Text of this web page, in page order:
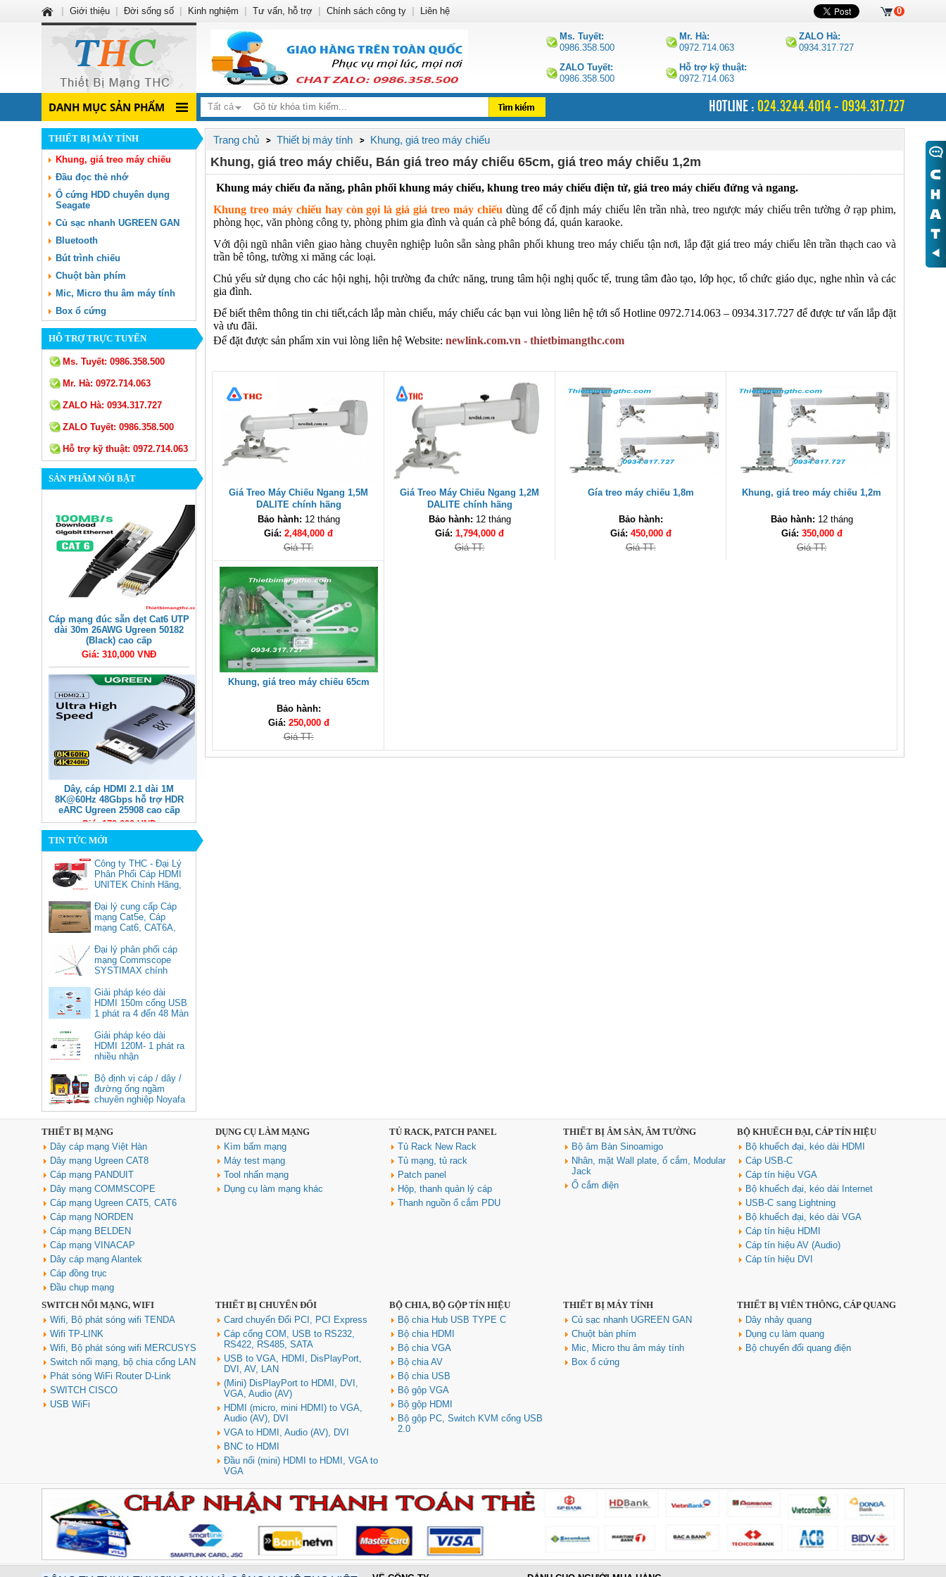
Ms. Tuyết:
0986.358.500
Mr. Hà:
0972.714.063
ZALO Hà:
0934.317.727
ZALO Tuyết:
0986.358.500
Hỗ trợ kỹ thuật:
0972.714.063
DANH MỤC SẢN PHẨM Tất cả HOTLINE : 024.3244.4014 - 0934.317.727
THIẾT BỊ MÁY TÍNH
Khung, giá treo máy chiếu
Đầu đọc thẻ nhớ
Ổ cứng HDD chuyên dụng
Seagate
Củ sạc nhanh UGREEN GAN
Bluetooth
Bút trình chiếu
Chuột bàn phím
Mic, Micro thu âm máy tính
Box ổ cứng
HỖ TRỢ TRỰC TUYẾN
Ms. Tuyết: 0986.358.500
Mr. Hà: 0972.714.063
ZALO Hà: 0934.317.727
ZALO Tuyết: 0986.358.500
Hỗ trợ kỹ thuật: 0972.714.063
SẢN PHẨM NỔI BẬT
Cáp mạng đúc sẵn dẹt Cat6 UTP
dài 30m 26AWG Ugreen 50182
(Black) cao cấp
Giá: 310,000 VNĐ
Dây, cáp HDMI 2.1 dài 1M
8K@60Hz 48Gbps hỗ trợ HDR
eARC Ugreen 25908 cao cấp
Giá: 170,000 VNĐ
Cáp chuyển USB Type-C sang
Displayport 1.4 độ phân giải
cao cấp
Giá: 350,000 VNĐ
Cáp âm thanh 2x1.5 chống
nhiễu chống cháy ALANTEK
301-FRS015-E01P-3SG5 cao cấp
Giá: Liên hệ
Hub USB Type C Groovy Robot
Uno 6 in 1 ra USB-C, USB-A 3.2,
HDMI 4K@60Hz, Sạc PD 100W
Ugreen 35998
Giá: 650,000 VNĐ
Hub USB Type-C 6 in 1 HDMI
4K@60Hz, Hub USB 3.0, Lan,
PD 100W Ugreen 45000 cao cấp
Giá: 650,000 VNĐ
TIN TỨC MỚI
Công ty THC - Đại Lý
Phân Phối Cáp HDMI
UNITEK Chính Hãng,
Đại lý cung cấp Cáp
mạng Cat5e, Cáp
mạng Cat6, CAT6A,
Commscope
Đại lý phân phối cáp
mạng Commscope
SYSTIMAX chính
Giải pháp kéo dài
HDMI 150m cổng USB
1 phát ra 4 đến 48 Màn
Giải pháp kéo dài
HDMI 120M- 1 phát ra
nhiều nhận
Bộ định vị cáp / dây /
đường ống ngầm
chuyên nghiệp Noyafa
NF-826
Trang chủ Thiết bị máy tính Khung, giá treo máy chiếu
Khung, giá treo máy chiếu, Bán giá treo máy chiếu 65cm, giá treo máy chiếu 1,2m
Khung máy chiếu đa năng, phân phối khung máy chiếu, khung treo máy chiếu điện tử, giá treo máy chiếu đứng và ngang.
Khung treo máy chiếu hay còn gọi là giá giá treo máy chiếu dùng để cổ định máy chiếu lên trần nhà, treo ngược máy chiếu trên tường ở rạp phim,
phòng học, văn phòng công ty, phòng phim gia đình và quán cà phê bóng đá, quán karaoke.
Với đội ngũ nhân viên giao hàng chuyên nghiệp luôn sẵn sàng phân phối khung treo máy chiếu tận nơi, lắp đặt giá treo máy chiếu lên trần thạch cao và
trần bê tông, tường xi măng các loại.
Chủ yếu sử dụng cho các hội nghị, hội trường đa chức năng, trung tâm hội nghị quốc tế, trung tâm đào tạo, lớp học, tổ chức giáo dục, nghe nhìn và các
gia đình.
Để biết thêm thông tin chi tiết,cách lắp màn chiếu, máy chiếu các bạn vui lòng liên hệ tới số Hotline 0972.714.063 – 0934.317.727 để được tư vấn lắp đặt
và ưu đãi.
Để đặt được sản phẩm xin vui lòng liên hệ Website: newlink.com.vn - thietbimangthc.com
Giá Treo Máy Chiếu Ngang 1,5M
DALITE chính hãng
Bảo hành: 12 tháng
Giá: 2,484,000 đ
Giá TT:
Giá Treo Máy Chiếu Ngang 1,2M
DALITE chính hãng
Bảo hành: 12 tháng
Giá: 1,794,000 đ
Giá TT:
Gía treo máy chiếu 1,8m
Bảo hành:
Giá: 450,000 đ
Giá TT:
Khung, giá treo máy chiếu 1,2m
Bảo hành: 12 tháng
Giá: 350,000 đ
Giá TT:
Khung, giá treo máy chiếu 65cm
Bảo hành:
Giá: 250,000 đ
Giá TT:
THIẾT BỊ MẠNG
Dây cáp mạng Việt Hàn
Dây mạng Ugreen CAT8
Cáp mạng PANDUIT
Dây mạng COMMSCOPE
Cáp mạng Ugreen CAT5, CAT6
Cáp mạng NORDEN
Cáp mạng BELDEN
Cáp mạng VINACAP
Dây cáp mạng Alantek
Cáp đồng trục
Đầu chụp mạng
DỤNG CỤ LÀM MẠNG
Kìm bấm mạng
Máy test mạng
Tool nhấn mạng
Dụng cụ làm mạng khác
TỦ RACK, PATCH PANEL
Tủ Rack New Rack
Tủ mạng, tủ rack
Patch panel
Hộp, thanh quản lý cáp
Thanh nguồn ổ cắm PDU
THIẾT BỊ ÂM SÀN, ÂM TƯỜNG
Bộ âm Bàn Sinoamigo
Nhân, mặt Wall plate, ổ cắm, Modular
Jack
Ổ cắm điện
BỘ KHUẾCH ĐẠI, CÁP TÍN HIỆU
Bộ khuếch đại, kéo dài HDMI
Cáp USB-C
Cáp tín hiệu VGA
Bộ khuếch đại, kéo dài Internet
USB-C sang Lightning
Bộ khuếch đại, kéo dài VGA
Cáp tín hiệu HDMI
Cáp tín hiệu AV (Audio)
Cáp tín hiệu DVI
SWITCH NỐI MẠNG, WIFI
Wifi, Bộ phát sóng wifi TENDA
Wifi TP-LINK
Wifi, Bộ phát sóng wifi MERCUSYS
Switch nối mạng, bộ chia cổng LAN
Phát sóng WiFi Router D-Link
SWITCH CISCO
USB WiFi
THIẾT BỊ CHUYỂN ĐỔI
Card chuyển Đổi PCI, PCI Express
Cáp cổng COM, USB to RS232,
RS422, RS485, SATA
USB to VGA, HDMI, DisPlayPort,
DVI, AV, LAN
(Mini) DisPlayPort to HDMI, DVI,
VGA, Audio (AV)
HDMI (micro, mini HDMI) to VGA,
Audio (AV), DVI
VGA to HDMI, Audio (AV), DVI
BNC to HDMI
Đầu nối (mini) HDMI to HDMI, VGA to
VGA
BỘ CHIA, BỘ GỘP TÍN HIỆU
Bộ chia Hub USB TYPE C
Bộ chia HDMI
Bộ chia VGA
Bộ chia AV
Bộ chia USB
Bộ gộp VGA
Bộ gộp HDMI
Bộ gộp PC, Switch KVM cổng USB
2.0
THIẾT BỊ MÁY TÍNH
Củ sạc nhanh UGREEN GAN
Chuột bàn phím
Mic, Micro thu âm máy tính
Box ổ cứng
THIẾT BỊ VIỄN THÔNG, CÁP QUANG
Dây nhảy quang
Dụng cụ làm quang
Bộ chuyển đổi quang điện
0
Giới thiệu Đời sống số Kinh nghiệm Tư vấn, hỗ trợ Chính sách công ty Liên hệ